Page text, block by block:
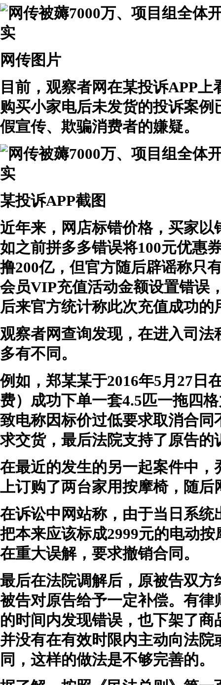
网传图片
目前，观察者网在某投诉APP
购买小家电后未发货的投诉案
假宣传、欺骗消费者的嫌疑。
某投诉APP截图
近年来，网店标错价格，买家
如之前拼多多错误将100元优惠
撸200亿，但官方随后辟谣称只
会员VIP充值活动金额设置错误
后来官方统计称此次充值成功的
观察者网查询发现，在进入司
多有不同。
例如，郑某某于2016年5月27日
费）成功下单一套4.5匹一拖四
致电称因标价过低要求取消合
求交货，最后法院支持了原告的
在最近的发生的另一起案件中
上订购了两台家用按摩椅，随后
在诉讼中网站称，由于当日系
把本来应该标成2999元的电动
在重大误解，要求撤销合同。
最后在法院调解后，原被告双
被告对原告给予一定补偿。有
的时间内发现错误，也下架了
并没有在有效时限内主动向法
同，这样的做法是不够完善的。